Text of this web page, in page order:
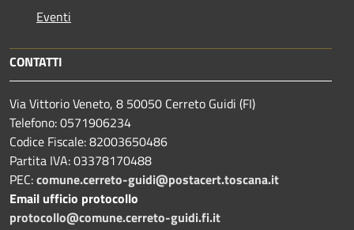
Eventi
CONTATTI
Via Vittorio Veneto, 8 50050 Cerreto Guidi (FI)
Telefono: 0571906234
Codice Fiscale: 82003650486
Partita IVA: 03378170488
PEC:comune.cerreto-guidi@postacert.toscana.it
Email ufficio protocollo
protocollo@comune.cerreto-guidi.fi.it